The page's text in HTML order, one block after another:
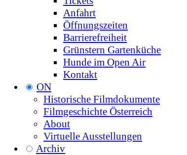
Anfahrt
Öffnungszeiten
Barrierefreiheit
Grünstern Gartenküche
Hunde im Open Air
Kontakt
ON
Historische Filmdokumente
Filmgeschichte Österreich
About
Virtuelle Ausstellungen
Archiv